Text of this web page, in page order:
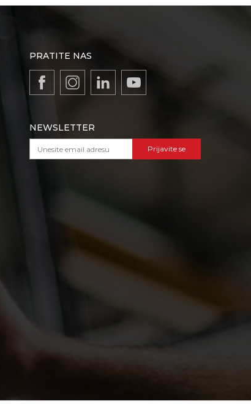
PRATITE NAS
NEWSLETTER
Prijavite se